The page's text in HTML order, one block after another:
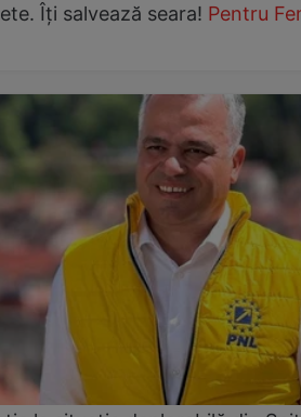
Îți salvează seara! Pentru